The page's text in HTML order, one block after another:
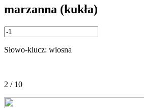
marzanna (kukła)
Słowo-klucz: wiosna
2 / 10